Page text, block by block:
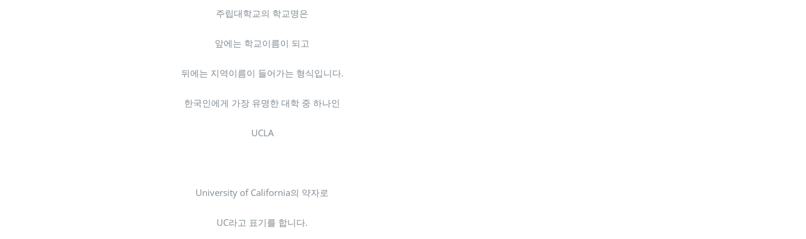
주립대학교의 학교명은
앞에는 학교이름이 되고
뒤에는 지역이름이 들어가는 형식입니다.
한국인에게 가장 유명한 대학 중 하나인
UCLA
University of California의 약자로
UC라고 표기를 합니다.